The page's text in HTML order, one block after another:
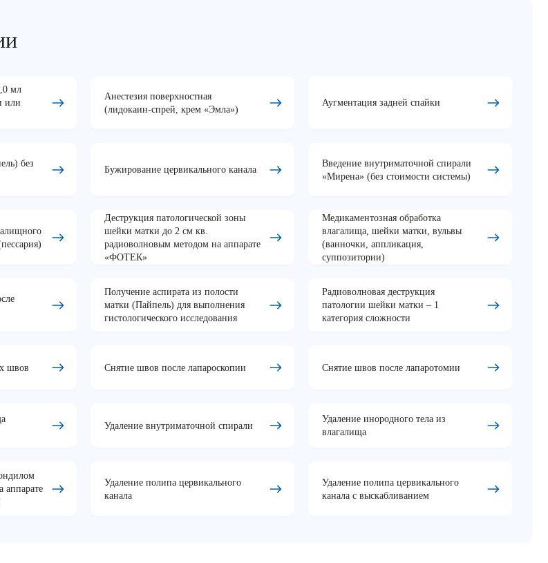
мл
или
Анестезия поверхностная
(лидокаин-спрей, крем «Эмла»)
Аугментация задней спайки
без
Бужирование цервикального канала
Введение внутриматочной спирали
«Мирена» (без стоимости системы)
Деструкция патологической зоны
шейки матки до 2 см кв.
радиоволновым методом на аппарате
«ФОТЕК»
Медикаментозная обработка
влагалища, шейки матки, вульвы
(ванночки, аппликация,
суппозитории)
Получение аспирата из полости
матки (Пайпель) для выполнения
гистологического исследования
Радиоволновая деструкция
патологии шейки матки – 1
категория сложности
швов Снятие швов после лапароскопии Снятие швов после лапаротомии
Удаление внутриматочной спирали
Удаление инородного тела из
влагалища
аппарате
Удаление полипа цервикального
канала
Удаление полипа цервикального
канала c выскабливанием